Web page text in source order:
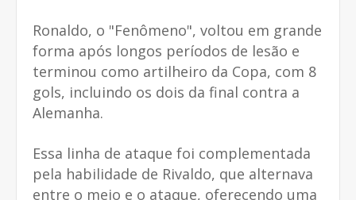
Ronaldo, o "Fenômeno", voltou em grande
forma após longos períodos de lesão e
terminou como artilheiro da Copa, com 8
gols, incluindo os dois da final contra a
Alemanha.
Essa linha de ataque foi complementada
pela habilidade de Rivaldo, que alternava
entre o meio e o ataque, oferecendo uma